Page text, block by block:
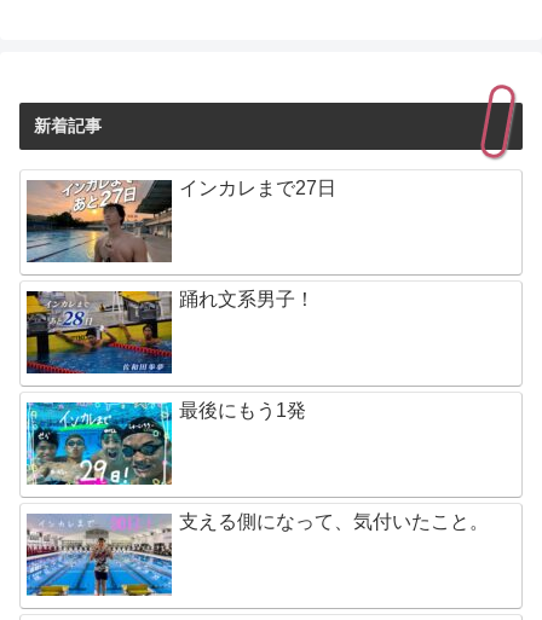
新着記事
インカレまで27日
踊れ文系男子！
最後にもう1発
支える側になって、気付いたこと。